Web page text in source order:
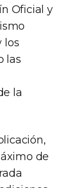
Oficial y
los
las
la
de